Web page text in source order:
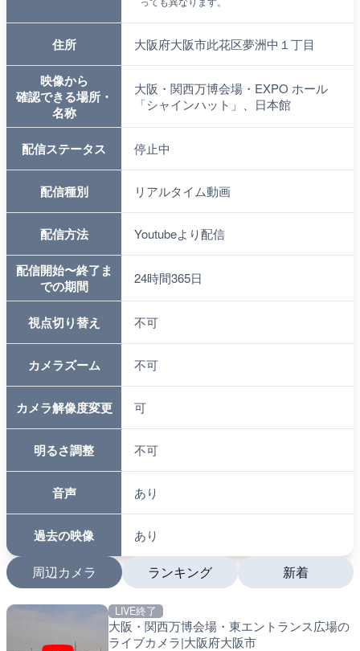
住所 大阪府大阪市此花区夢洲中１丁目
映像から
確認できる場所・
名称
大阪・関西万博会場・EXPO ホール
「シャインハット」、日本館
配信ステータス 停止中
配信種別 リアルタイム動画
配信方法 Youtubeより配信
配信開始〜終了ま
での期間
24時間365日
視点切り替え 不可
カメラズーム 不可
カメラ解像度変更 可
明るさ調整 不可
音声 あり
過去の映像 あり
周辺カメラ
LIVE終了
大阪・関西万博会場・東エントランス広場の
ライブカメラ|大阪府大阪市
ランキング
国道1号 国府津海岸のラ
小田原市
新着
南出川水門付近のライブ
町